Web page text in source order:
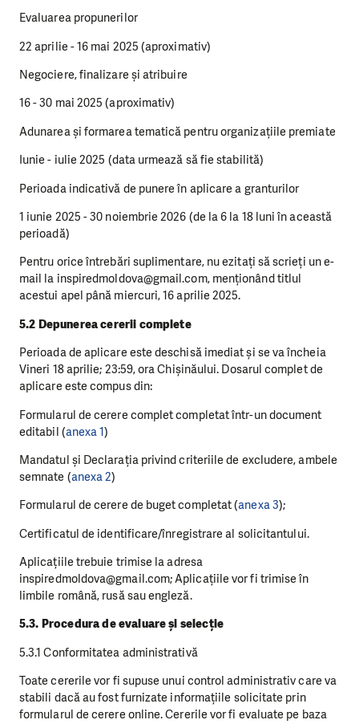
Evaluarea propunerilor
22 aprilie - 16 mai 2025 (aproximativ)
Negociere, finalizare și atribuire
16 - 30 mai 2025 (aproximativ)
Adunarea și formarea tematică pentru organizațiile premiate
Iunie - iulie 2025 (data urmează să fie stabilită)
Perioada indicativă de punere în aplicare a granturilor
1 iunie 2025 - 30 noiembrie 2026 (de la 6 la 18 luni în această
perioadă)
Pentru orice întrebări suplimentare, nu ezitați să scrieți un e-
mail la inspiredmoldova@gmail.com, menționând titlul
acestui apel până miercuri, 16 aprilie 2025.
5.2 Depunerea cererii complete
Perioada de aplicare este deschisă imediat și se va încheia
Vineri 18 aprilie; 23:59, ora Chișinăului. Dosarul complet de
aplicare este compus din:
Formularul de cerere complet completat într-un document
editabil (anexa 1)
Mandatul și Declarația privind criteriile de excludere, ambele
semnate (anexa 2)
Formularul de cerere de buget completat (anexa 3);
Certificatul de identificare/înregistrare al solicitantului.
Aplicațiile trebuie trimise la adresa
inspiredmoldova@gmail.com; Aplicațiile vor fi trimise în
limbile română, rusă sau engleză.
5.3. Procedura de evaluare și selecție
5.3.1 Conformitatea administrativă
Toate cererile vor fi supuse unui control administrativ care va
stabili dacă au fost furnizate informațiile solicitate prin
formularul de cerere online. Cererile vor fi evaluate pe baza